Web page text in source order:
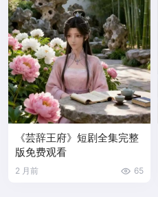
《芸辞王府》短剧全集完整
版免费观看
2 月前 65